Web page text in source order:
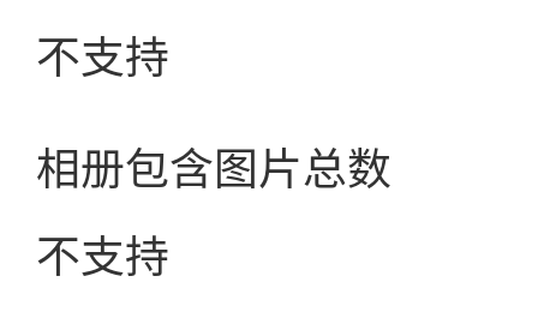
不支持
相册包含图片总数
不支持